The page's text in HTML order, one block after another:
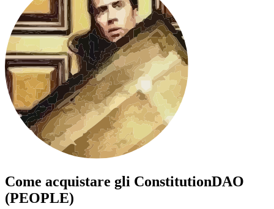
Come acquistare gli ConstitutionDAO
(PEOPLE)